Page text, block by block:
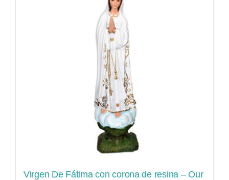
Virgen De Fátima con corona de resina – Our